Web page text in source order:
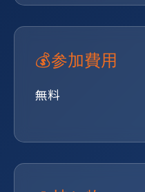
💰参加費用
無料